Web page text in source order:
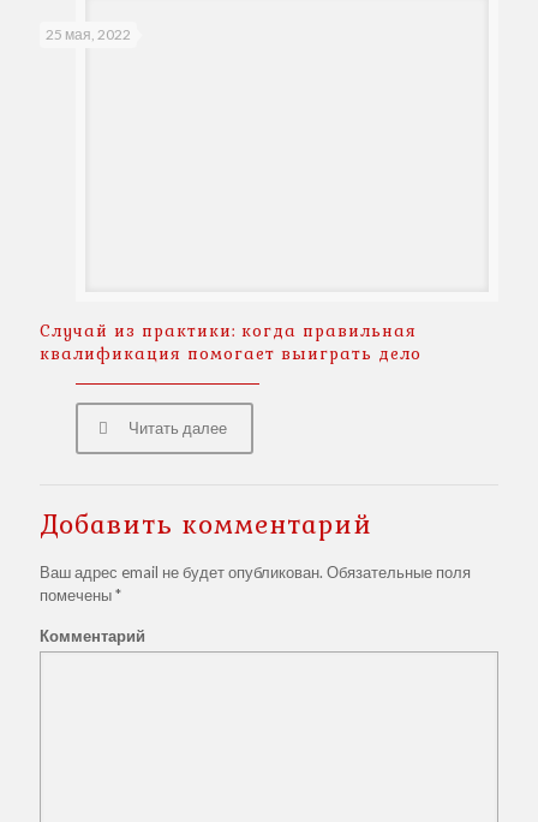
25 мая, 2022
Случай из практики: когда правильная
квалификация помогает выиграть дело
Читать далее
Добавить комментарий
Ваш адрес email не будет опубликован. Обязательные поля
помечены*
Комментарий